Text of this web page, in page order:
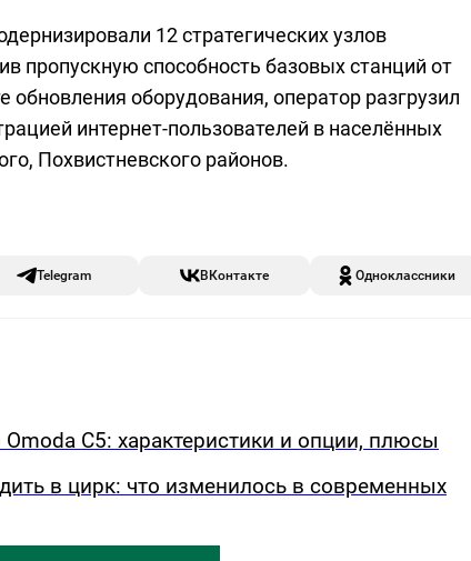
12 стратегических узлов
пропускную способность базовых станций от
обновления оборудования, оператор разгрузил
интернет‑пользователей в населённых
Похвистневского районов.
Telegram ВКонтакте Одноклассники
C5: характеристики и опции, плюсы
в цирк: что изменилось в современных